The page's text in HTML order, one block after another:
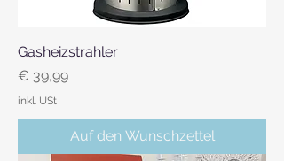
Gasheizstrahler
Preis
€ 39,99
inkl. USt
Auf den Wunschzettel